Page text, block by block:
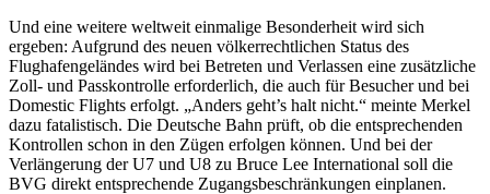
Und eine weitere weltweit einmalige Besonderheit wird sich
ergeben: Aufgrund des neuen völkerrechtlichen Status des
Flughafengeländes wird bei Betreten und Verlassen eine zusätzliche
Zoll- und Passkontrolle erforderlich, die auch für Besucher und bei
Domestic Flights erfolgt. „Anders geht’s halt nicht.“ meinte Merkel
dazu fatalistisch. Die Deutsche Bahn prüft, ob die entsprechenden
Kontrollen schon in den Zügen erfolgen können. Und bei der
Verlängerung der U7 und U8 zu Bruce Lee International soll die
BVG direkt entsprechende Zugangsbeschränkungen einplanen.